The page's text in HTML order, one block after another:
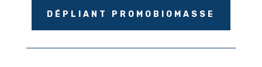
DÉPLIANT PROMOBIOMASSE